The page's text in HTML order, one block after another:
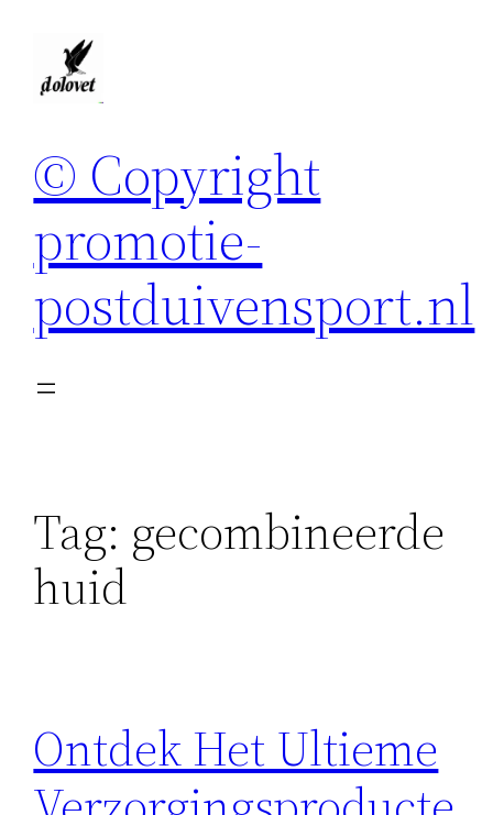
© Copyright
promotie-
postduivensport.nl
Tag: gecombineerde
huid
Ontdek Het Ultieme